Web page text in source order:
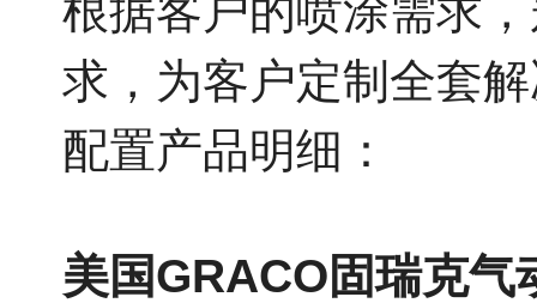
根据客户的喷涂需求
求，为客户定制全套
配置产品明细：
美国GRACO固瑞克气